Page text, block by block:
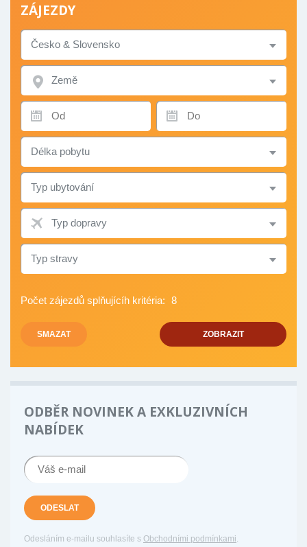
ZÁJEZDY
TYP
ZÁJEZDU
ZEMĚ
TERMÍN
OD
TERMÍN
DO
DÉLKA
POBYTU
TYP
UBYTOVÁNÍ
TYP
DOPRAVY
TYP
STRAVY
Počet zájezdů splňujícíh kritéria: 8
SMAZAT ZOBRAZIT
ODBĚR NOVINEK A EXKLUZIVNÍCH
NABÍDEK
ODESLAT
Odesláním e-mailu souhlasíte s Obchodními podmínkami.